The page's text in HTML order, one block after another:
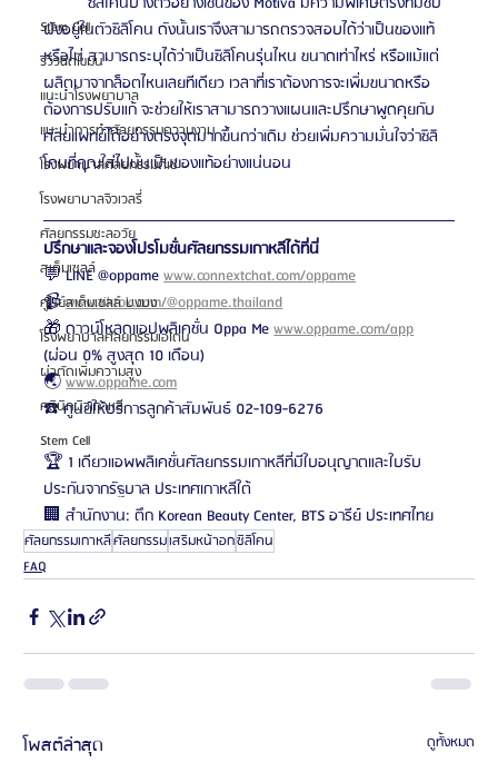
Stem Cell
รีวิวฉีดไขมัน
แนะนำโรงพยาบาล
แนะนำการทำศัลยกรรมความงาม
โรงพยาบาลศัลยกรรมดีเซ่
โรงพยาบาลจิวเวลรี่
ศัลยกรรมชะลอวัย
สเต็มเซลล์
ศูนย์สเต็มเซลล์ บงบง
โรงพยาบาลศัลยกรรมเอโตน
ผ่าตัดเพิ่มความสูง
คลินิกผิวเกาหลี
Stem Cell
ฝังอยู่ในตัวซิลิโคน ดังนั้นเราจึงสามารถตรวจสอบได้ว่าเป็นของแท้
หรือไม่ สามารถระบุได้ว่าเป็นซิลิโคนรุ่นไหน ขนาดเท่าไหร่ หรือแม้แต่
ผลิตมาจากล็อตไหนเลยทีเดียว เวลาที่เราต้องการจะเพิ่มขนาดหรือ
ต้องการปรับแก้ จะช่วยให้เราสามารถวางแผนและปรึกษาพูดคุยกับ
ศัลยแพทย์ได้อย่างตรงจุดมากขึ้นกว่าเดิม ช่วยเพิ่มความมั่นใจว่าซิลิ
โคนที่คุณใส่ไปนั้นเป็นของแท้อย่างแน่นอน
ปรึกษาและจองโปรโมชั่นศัลยกรรมเกาหลีได้ที่นี่
💬 LINE @oppame www.connextchat.com/oppame
📹 www.tiktok.com/@oppame.thailand
🎁 ดาวน์โหลดแอปพลิเคชั่น Oppa Me www.oppame.com/app
(ผ่อน 0% สูงสุด 10 เดือน)
🌏 www.oppame.com
☎️ ศูนย์ให้บริการลูกค้าสัมพันธ์ 02-109-6276
🏆 1 เดียวแอพพลิเคชั่นศัลยกรรมเกาหลีที่มีใบอนุญาตและใบรับ
ประกันจากรัฐบาล ประเทศเกาหลีใต้
🏢 สำนักงาน: ตึก Korean Beauty Center, BTS อารีย์ ประเทศไทย
ศัลยกรรมเกาหลีศัลยกรรมเสริมหน้าอกซิลิโคน
FAQ
โพสต์ล่าสุด ดูทั้งหมด